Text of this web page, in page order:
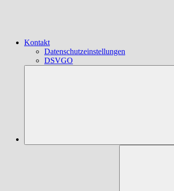
Kontakt
Datenschutzeinstellungen
DSVGO